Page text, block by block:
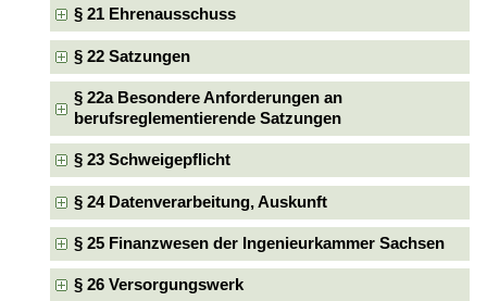
§ 21 Ehrenausschuss
§ 22 Satzungen
§ 22a Besondere Anforderungen an
berufsreglementierende Satzungen
§ 23 Schweigepflicht
§ 24 Datenverarbeitung, Auskunft
§ 25 Finanzwesen der Ingenieurkammer Sachsen
§ 26 Versorgungswerk